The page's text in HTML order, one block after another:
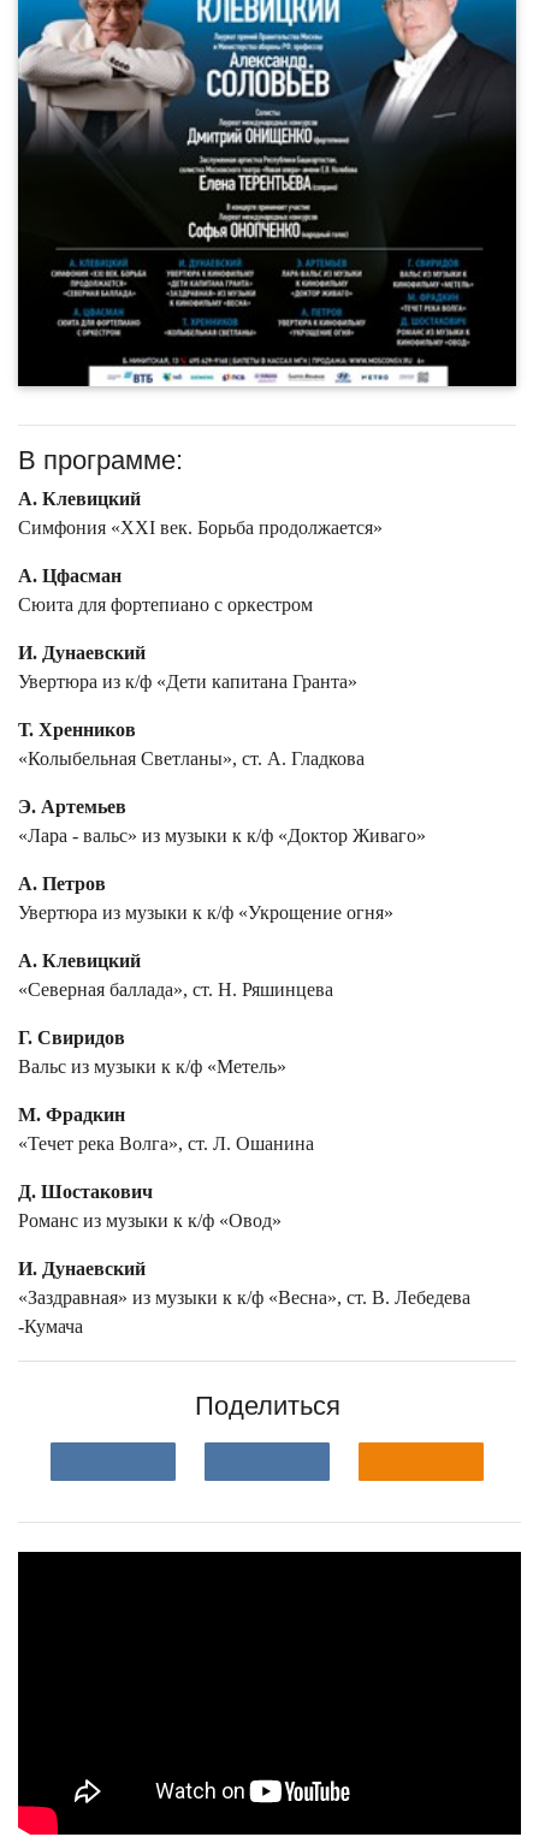
В программе:
А. Клевицкий
Симфония «ХХI век. Борьба продолжается»
А. Цфасман
Сюита для фортепиано с оркестром
И. Дунаевский
Увертюра из к/ф «Дети капитана Гранта»
Т. Хренников
«Колыбельная Светланы», ст. А. Гладкова
Э. Артемьев
«Лара - вальс» из музыки к к/ф «Доктор Живаго»
А. Петров
Увертюра из музыки к к/ф «Укрощение огня»
А. Клевицкий
«Северная баллада», ст. Н. Ряшинцева
Г. Свиридов
Вальс из музыки к к/ф «Метель»
М. Фрадкин
«Течет река Волга», ст. Л. Ошанина
Д. Шостакович
Романс из музыки к к/ф «Овод»
И. Дунаевский
«Заздравная» из музыки к к/ф «Весна», ст. В. Лебедева
-Кумача
Поделиться